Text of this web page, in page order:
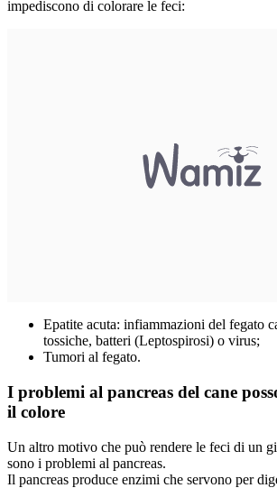
impediscono di colorare le feci:
Epatite acuta: infiammazioni del fegato
tossiche, batteri (Leptospirosi) o virus;
Tumori al fegato.
I problemi al pancreas del cane
il colore
Un altro motivo che può rendere le feci di un
sono i problemi al pancreas.
Il pancreas produce enzimi che servono per